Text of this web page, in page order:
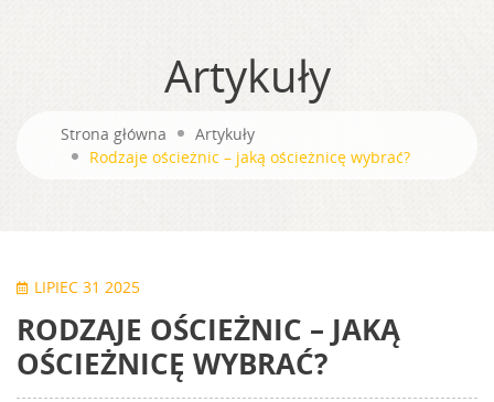
Artykuły
Strona główna
Artykuły
Rodzaje ościeżnic – jaką ościeżnicę wybrać?
LIPIEC 31 2025
RODZAJE OŚCIEŻNIC – JAKĄ
OŚCIEŻNICĘ WYBRAĆ?